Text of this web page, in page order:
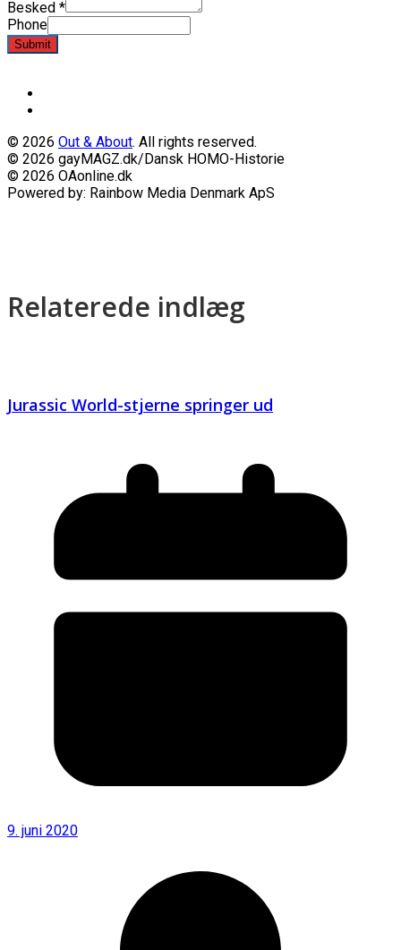
Besked *
Phone
Submit
© 2026 Out & About. All rights reserved.
© 2026 gayMAGZ.dk/Dansk HOMO-Historie
© 2026 OAonline.dk
Powered by: Rainbow Media Denmark ApS
Relaterede indlæg
Jurassic World-stjerne springer ud
9. juni 2020